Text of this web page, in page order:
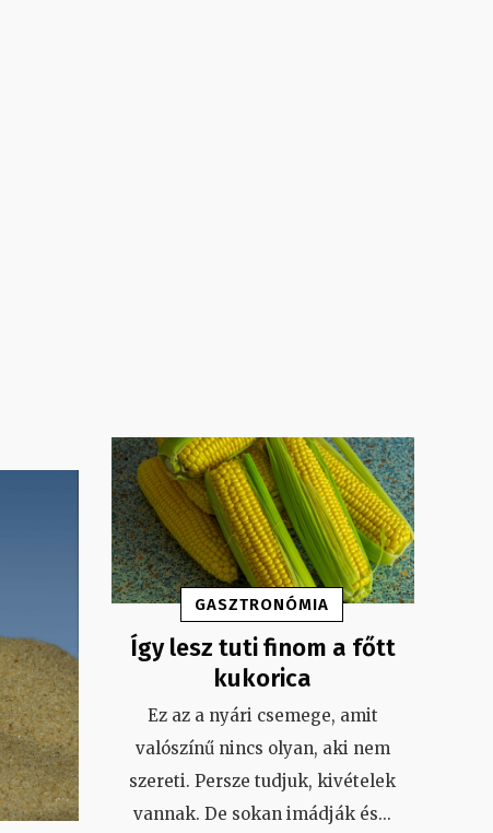
GASZTRONÓMIA
Így lesz tuti finom a főtt
kukorica
Ez az a nyári csemege, amit
valószínű nincs olyan, aki nem
szereti. Persze tudjuk, kivételek
vannak. De sokan imádják és...